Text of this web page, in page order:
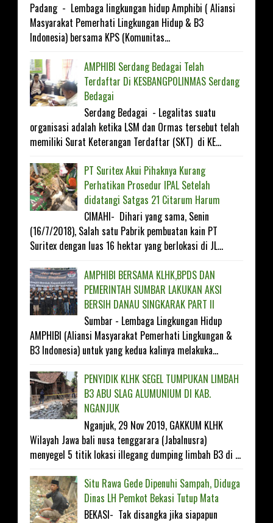
Padang - Lembaga lingkungan hidup Amphibi ( Aliansi
Masyarakat Pemerhati Lingkungan Hidup & B3
Indonesia) bersama KPS (Komunitas...
AMPHIBI Serdang Bedagai Telah
Terdaftar Di KESBANGP0LINMAS Serdang
Bedagai
Serdang Bedagai - Legalitas suatu
organisasi adalah ketika LSM dan Ormas tersebut telah
memiliki Surat Keterangan Terdaftar (SKT) di KE...
PT Suritex Akui Pihaknya Kurang
Perhatikan Prosedur IPAL Setelah
didatangi Satgas 21 Citarum Harum
CIMAHI- Dihari yang sama, Senin
(16/7/2018), Salah satu Pabrik pembuatan kain PT
Suritex dengan luas 16 hektar yang berlokasi di JL...
AMPHIBI BERSAMA KLHK,BPDS DAN
PEMERINTAH SUMBAR LAKUKAN AKSI
BERSIH DANAU SINGKARAK PART II
Sumbar - Lembaga Lingkungan Hidup
AMPHIBI (Aliansi Masyarakat Pemerhati Lingkungan &
B3 Indonesia) untuk yang kedua kalinya melakuka...
PENYIDIK KLHK SEGEL TUMPUKAN LIMBAH
B3 ABU SLAG ALUMUNIUM DI KAB.
NGANJUK
Nganjuk, 29 Nov 2019, GAKKUM KLHK
Wilayah Jawa bali nusa tenggarara (Jabalnusra)
menyegel 5 titik lokasi illegang dumping limbah B3 di ...
Situ Rawa Gede Dipenuhi Sampah, Diduga
Dinas LH Pemkot Bekasi Tutup Mata
BEKASI- Tak disangka jika siapapun